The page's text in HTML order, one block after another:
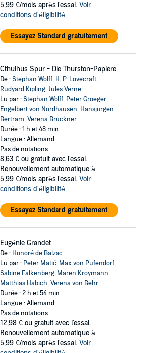
5,99 €/mois après l'essai. Voir
conditions d'éligibilité
Essayez Standard gratuitement
Cthulhus Spur - Die Thurston-Papiere
De :Stephan Wolff, H. P. Lovecraft,
Rudyard Kipling,Jules Verne
Lu par :Stephan Wolff, Peter Groeger,
Engelbert von Nordhausen, Hansjürgen
Bertram,Verena Bruckner
Durée : 1 h et 48 min
Langue : Allemand
Pas de notations
8,63 € ou gratuit avec l'essai.
Renouvellement automatique à
5,99 €/mois après l'essai. Voir
conditions d'éligibilité
Essayez Standard gratuitement
Eugénie Grandet
De : Honoré de Balzac
Lu par : Peter Matić, Max von Pufendorf,
Sabine Falkenberg, Maren Kroymann,
Matthias Habich,Verena von Behr
Durée : 2 h et 54 min
Langue : Allemand
Pas de notations
12,98 € ou gratuit avec l'essai.
Renouvellement automatique à
5,99 €/mois après l'essai. Voir